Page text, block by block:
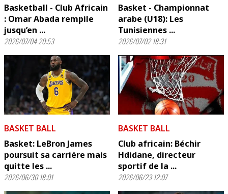
Basketball - Club Africain
: Omar Abada rempile
jusqu’en ...
2026/07/04 20:53
Basket - Championnat
arabe (U18): Les
Tunisiennes ...
2026/07/02 18:31
BASKET BALL
Basket: LeBron James
poursuit sa carrière mais
quitte les ...
2026/06/30 18:01
BASKET BALL
Club africain: Béchir
Hdidane, directeur
sportif de la ...
2026/06/23 12:07